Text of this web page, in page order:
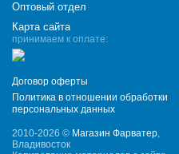
принимаем к оплате:
Договор оферты
Политика в отношении обработки
персональных данных
2010-2026 © Магазин Фарватер,
Владивосток
Оптовый отдел
Карта сайта